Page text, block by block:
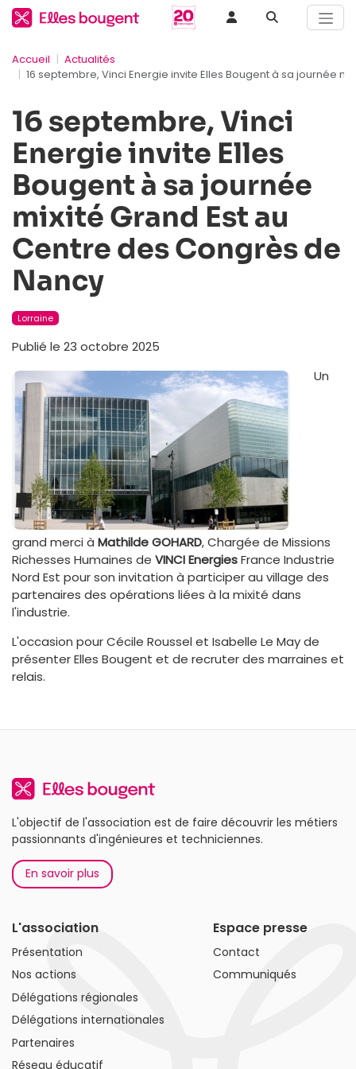
Accueil
Actualités
16 septembre, Vinci Energie invite Elles Bougent à sa journée
16 septembre, Vinci
Energie invite Elles
Bougent à sa journée
mixité Grand Est au
Centre des Congrès de
Nancy
Lorraine
Publié le 23 octobre 2025
Un
grand merci à Mathilde GOHARD, Chargée de Missions
Richesses Humaines de VINCI EnergiesFrance Industrie
Nord Est pour son invitation à participer au village des
partenaires des opérations liées à la mixité dans
l'industrie.
L'occasion pour Cécile Roussel et Isabelle Le May de
présenter Elles Bougent et de recruter des marraines et
relais.
L'objectif de l'association est de faire découvrir les métiers
passionnants d'ingénieures et techniciennes.
En savoir plus
L'association
Présentation
Nos actions
Délégations régionales
Délégations internationales
Partenaires
Réseau éducatif
Espace presse
Contact
Communiqués